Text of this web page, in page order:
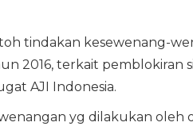
tindakan kesewenang-
2016, terkait pemblokiran
AJI Indonesia.
yg dilakukan oleh